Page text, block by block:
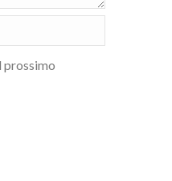
prossimo